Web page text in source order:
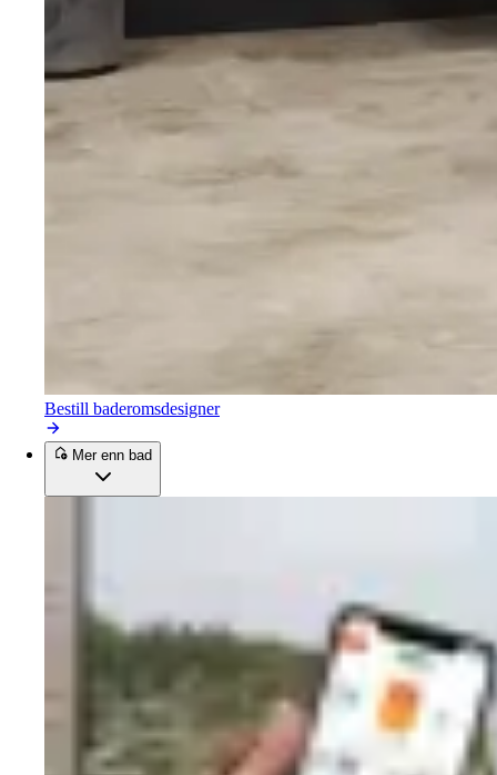
Bestill baderomsdesigner
Mer enn bad